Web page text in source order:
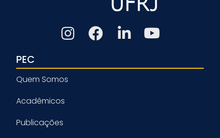
PEC
Quem Somos
Acadêmicos
Publicações